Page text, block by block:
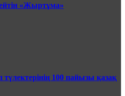
«Жыртұма»
100 пайызы қазақ